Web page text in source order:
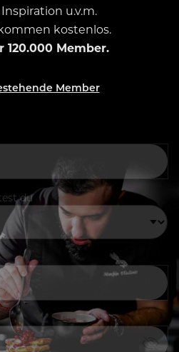
u.v.m.
kostenlos.
120.000 Member.
Member
du